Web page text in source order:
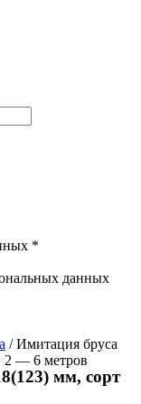
*
данных
/ Имитация бруса
2 — 6 метров
мм, сорт